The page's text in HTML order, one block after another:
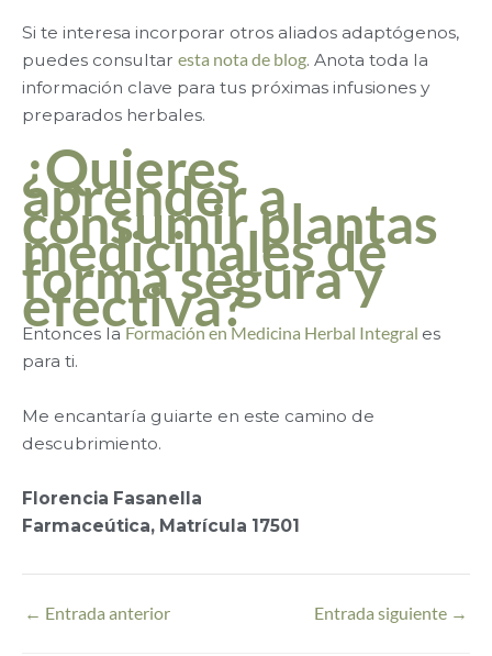
Si te interesa incorporar otros aliados adaptógenos,
puedes consultar esta nota de blog. Anota toda la
información clave para tus próximas infusiones y
preparados herbales.
¿Quieres
aprender a
consumir plantas
medicinales de
forma segura y
efectiva?
Entonces la Formación en Medicina Herbal Integral es
para ti.
Me encantaría guiarte en este camino de
descubrimiento.
Florencia Fasanella
Farmaceútica, Matrícula 17501
← Entrada anterior Entrada siguiente →